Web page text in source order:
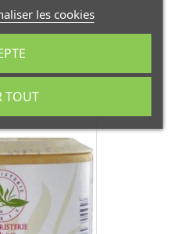
les cookies
TOUT